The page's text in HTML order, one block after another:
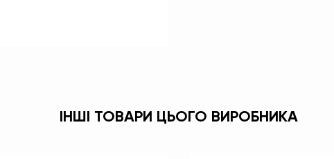
ІНШІ ТОВАРИ ЦЬОГО ВИРОБНИКА